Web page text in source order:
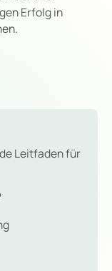
Erfolg in
Leitfaden für